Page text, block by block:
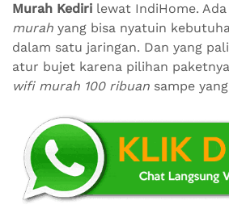
Murah Kediri lewat IndiHome.
murah yang bisa nyatuin
dalam satu jaringan. Dan yang
atur bujet karena pilihan
wifi murah 100 ribuan sampe